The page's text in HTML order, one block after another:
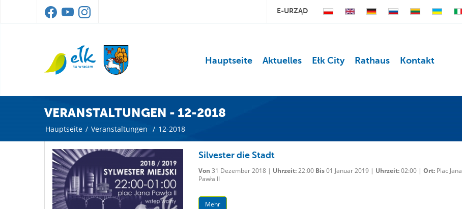
E-URZĄD
Hauptseite Aktuelles Ełk City Rathaus Kontakt
VERANSTALTUNGEN - 12-2018
Hauptseite / Veranstaltungen / 12-2018
Silvester die Stadt
Von 31 Dezember 2018 | Uhrzeit:22:00 Bis01 Januar 2019 | Uhrzeit:02:00 | Ort:Plac Jana
Pawła II
Mehr